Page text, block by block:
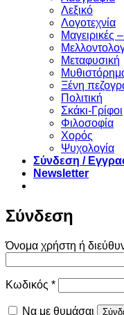
Λεξικό
Λογοτεχνία
Μαγειρικές
Μεταφυσική
Ξένη
Πολιτική
Σκάκι-Γρίφοι
Φιλοσοφία
Χορός
Ψυχολογία
Σύνδεση /
Newsletter
Σύνδεση
Όνομα χρήστη ή
Κωδικός *Απαιτείται
Να με θυμάσαι